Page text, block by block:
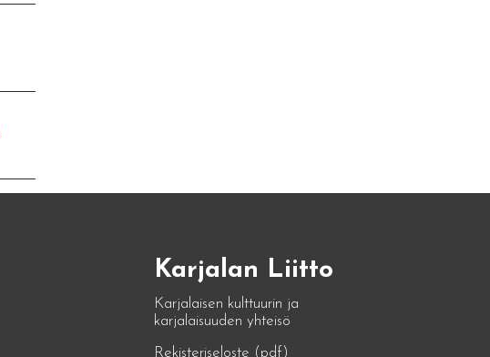
Karjalan Liitto
Karjalaisen kulttuurin ja
karjalaisuuden yhteisö
Rekisteriseloste (pdf)